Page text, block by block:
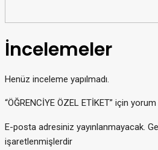
İncelemeler
Henüz inceleme yapılmadı.
“ÖĞRENCİYE ÖZEL ETİKET” için
E-posta adresiniz yayınlanmayacak.
işaretlenmişlerdir